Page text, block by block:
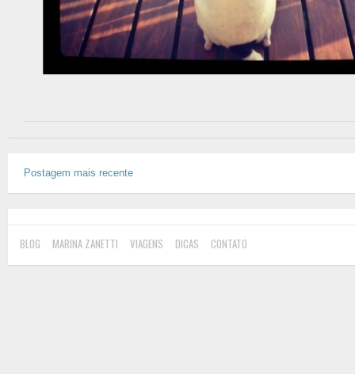
Postagem mais recente
BLOG MARINA ZANETTI VIAGENS DICAS CONTATO